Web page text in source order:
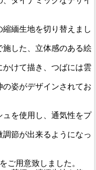
緬生地を切り替えまし
した、立体感のある絵
けて描き、つばには雲
姿がデザインされてお
を使用し、通気性をプ
節が出来るようになっ
ご用意致しました。